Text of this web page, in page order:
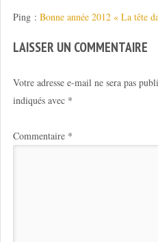
Ping : Bonne année 2012 « La tête
LAISSER UN COMMENTAIRE
Votre adresse e-mail ne sera pas
indiqués avec *
Commentaire *